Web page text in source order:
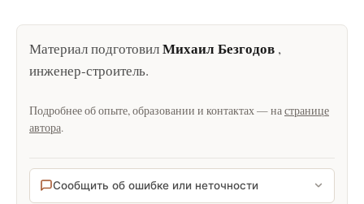
Материал подготовилМихаил Безгодов ,
инженер-строитель.
Подробнее об опыте, образовании и контактах — настранице
автора.
Сообщить об ошибке или неточности